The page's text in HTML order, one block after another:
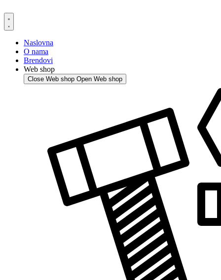
to
content
Naslovna
O nama
Brendovi
Web shop
Close Web shop Open Web shop